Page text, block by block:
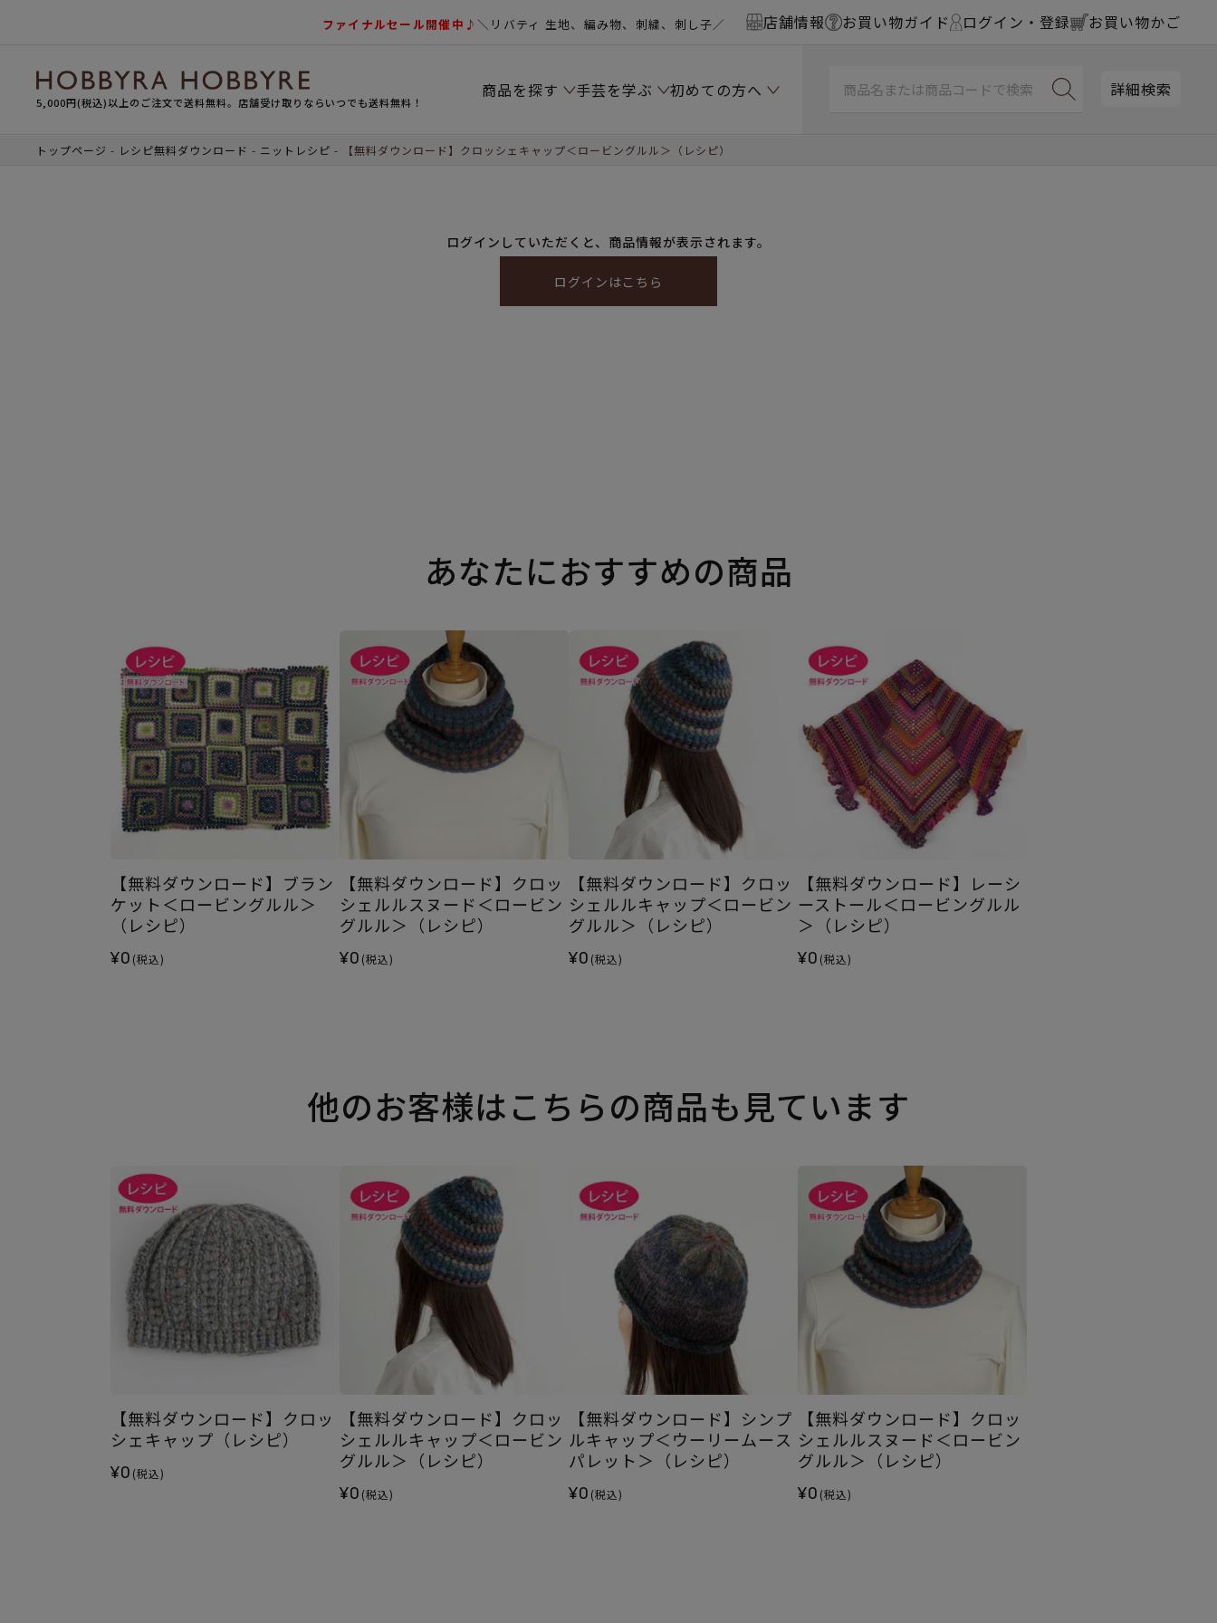
ファイナルセール開催中♪＼リバティ 生地、編み物、刺繍、刺し子／ 店舗情報 お買い物ガイド ログイン・登録 お買い物かご
5,000円(税込)以上のご注文で送料無料。店舗受け取りならいつでも送料無料！
商品を探す 手芸を学ぶ 初めての方へ 詳細検索
トップページ レシピ無料ダウンロード ニットレシピ 【無料ダウンロード】クロッシェキャップ＜ロービングルル＞（レシピ）
ログインしていただくと、商品情報が表示されます。
ログインはこちら
あなたにおすすめの商品
【無料ダウンロード】ブラン
ケット＜ロービングルル＞
（レシピ）
¥0 (税込)
【無料ダウンロード】クロッ
シェルルスヌード＜ロービン
グルル＞（レシピ）
¥0 (税込)
【無料ダウンロード】クロッ
シェルルキャップ＜ロービン
グルル＞（レシピ）
¥0 (税込)
【無料ダウンロード】レーシ
ーストール＜ロービングルル
＞（レシピ）
¥0 (税込)
他のお客様はこちらの商品も見ています
【無料ダウンロード】クロッ
シェキャップ（レシピ）
¥0 (税込)
【無料ダウンロード】クロッ
シェルルキャップ＜ロービン
グルル＞（レシピ）
¥0 (税込)
【無料ダウンロード】シンプ
ルキャップ＜ウーリームース
パレット＞（レシピ）
¥0 (税込)
【無料ダウンロード】クロッ
シェルルスヌード＜ロービン
グルル＞（レシピ）
¥0 (税込)